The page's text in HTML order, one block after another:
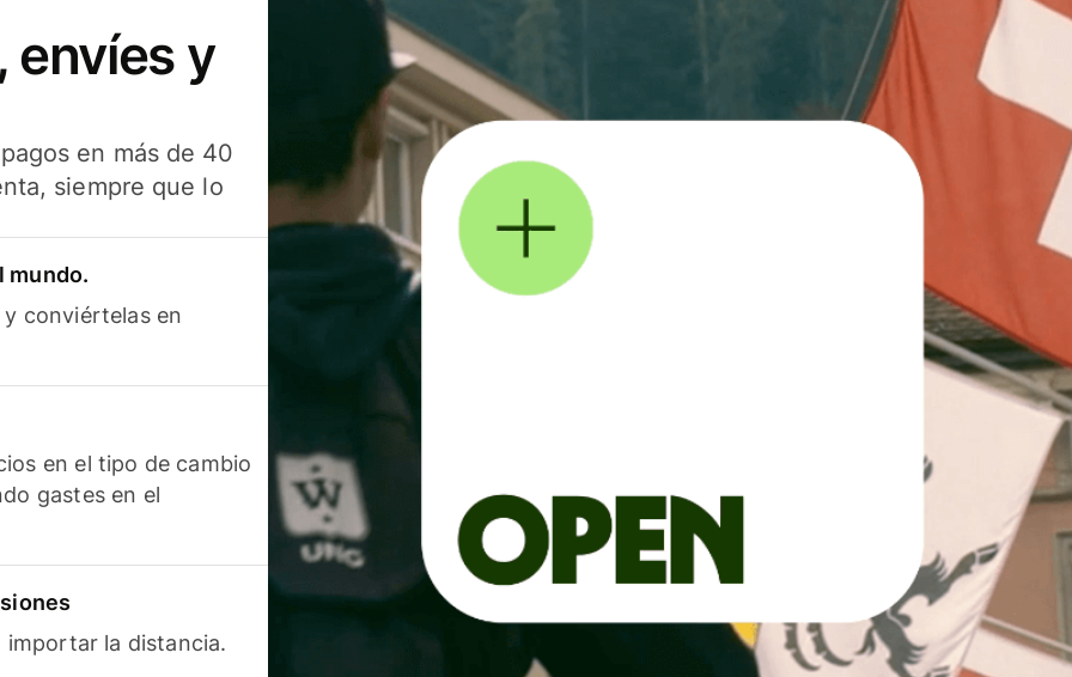
envíes y
en más de 40
siempre que lo
mundo.
conviértelas en
en el tipo de cambio
gastes en el
importar la distancia.